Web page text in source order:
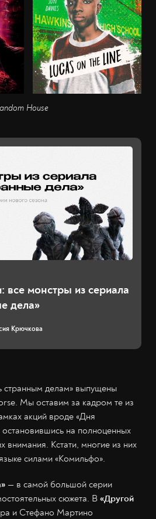
House
все монстры из сериала
дела»
Крючкова
странным делам» выпущены
Мы оставим за кадром те из
акций вроде «Дня
остановившись на полноценных
внимания. Кстати, многие из них
силами «Комильфо».
— в самой большой серии
сюжета. В «Другой
и Стефано Мартино